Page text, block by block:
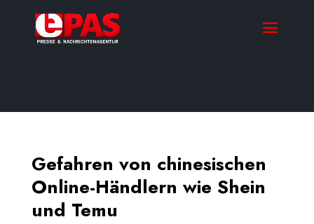
Gefahren von chinesischen
Online-Händlern wie Shein
und Temu